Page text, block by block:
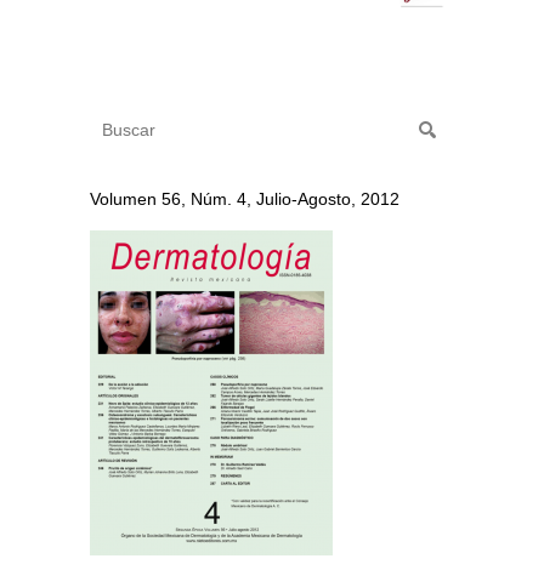
Volumen 56, Núm. 4, Julio-Agosto, 2012